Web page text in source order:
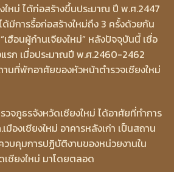
งใหม่ ได้ก่อสร้างขึ้นประมาณ ปี พ.ศ.2447
มีการรื้อก่อสร้างใหม่ถึง 3 ครั้งด้วยกัน
ฮือนผู้ก๋านเจียงใหม่” หลังปัจจุบันนี้ เชื่อ
แรก เมื่อประมาณปี พ.ศ.2460-2462
านที่พักอาศัยของหัวหน้าตำรวจเชียงใหม่
วจภูธรจังหวัดเชียงใหม่ ได้อาศัยที่ทำการ
องเชียงใหม่ อาคารหลังเก่า เป็นสถาน
วบคุมการปฏิบัติงานของหน่วยงานใน
ชียงใหม่ มาโดยตลอด